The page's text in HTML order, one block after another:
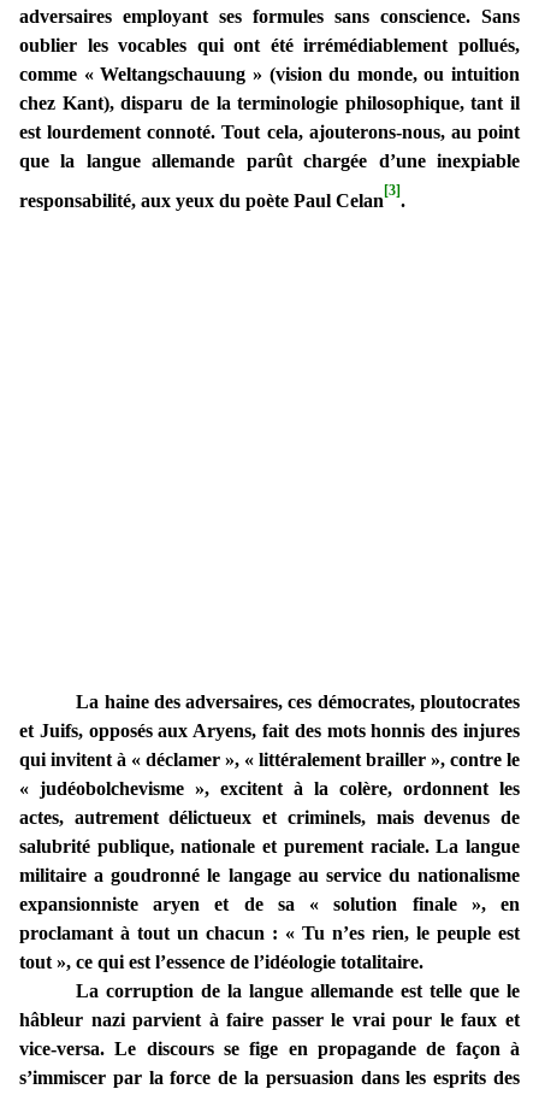
adversaires employant ses formules sans conscience. Sans
oublier les vocables qui ont été irrémédiablement pollués,
comme « Weltangschauung » (vision du monde, ou intuition
chez Kant), disparu de la terminologie philosophique, tant il
est lourdement connoté. Tout cela, ajouterons-nous, au point
que la langue allemande parût chargée d’une inexpiable
responsabilité, aux yeux du poète Paul Celan [3].
La haine des adversaires, ces démocrates, ploutocrates
et Juifs, opposés aux Aryens, fait des mots honnis des injures
qui invitent à « déclamer », « littéralement brailler », contre le
« judéobolchevisme », excitent à la colère, ordonnent les
actes, autrement délictueux et criminels, mais devenus de
salubrité publique, nationale et purement raciale. La langue
militaire a goudronné le langage au service du nationalisme
expansionniste aryen et de sa « solution finale », en
proclamant à tout un chacun : « Tu n’es rien, le peuple est
tout », ce qui est l’essence de l’idéologie totalitaire.
La corruption de la langue allemande est telle que le
hâbleur nazi parvient à faire passer le vrai pour le faux et
vice-versa. Le discours se fige en propagande de façon à
s’immiscer par la force de la persuasion dans les esprits des